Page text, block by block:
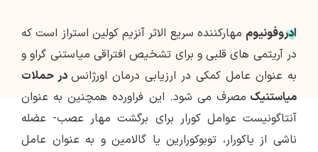
ادروفونیوم مهارکننده سریع الاثر آنزیم کولین استراز است که
در آریتمی های قلبی و برای تشخیص افتراقی میاستنی گراو و
به عنوان عامل کمکی در ارزیابی درمان اورژانس در حملات
میاستنیک مصرف می شود. این فراورده همچنین به عنوان
آنتاگونیست عوامل کورار برای برگشت مهار عصب- عضله
ناشی از یاکورار، توبوکورارین یا گالامین و به عنوان عامل